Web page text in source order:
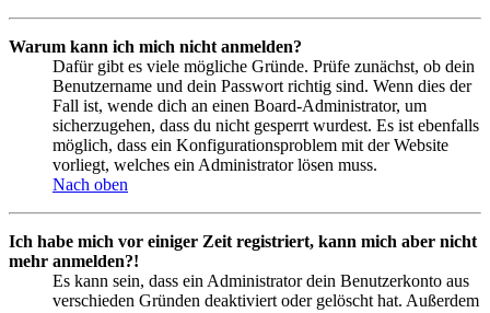
Warum kann ich mich nicht anmelden?
Dafür gibt es viele mögliche Gründe. Prüfe zunächst, ob dein
Benutzername und dein Passwort richtig sind. Wenn dies der
Fall ist, wende dich an einen Board-Administrator, um
sicherzugehen, dass du nicht gesperrt wurdest. Es ist ebenfalls
möglich, dass ein Konfigurationsproblem mit der Website
vorliegt, welches ein Administrator lösen muss.
Nach oben
Ich habe mich vor einiger Zeit registriert, kann mich aber nicht
mehr anmelden?!
Es kann sein, dass ein Administrator dein Benutzerkonto aus
verschieden Gründen deaktiviert oder gelöscht hat. Außerdem